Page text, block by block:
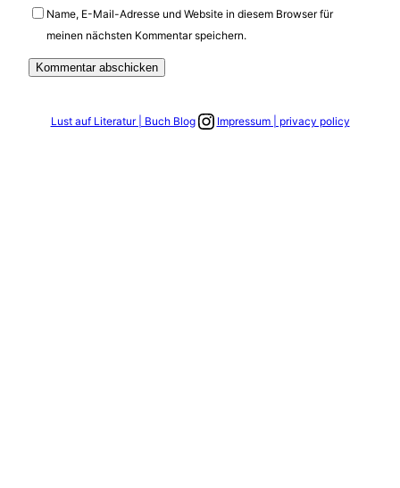
Name, E-Mail-Adresse und Website in diesem Browser für
meinen nächsten Kommentar speichern.
Lust auf Literatur | Buch BlogLink zum Instagram Account
Impressum | privacy policy